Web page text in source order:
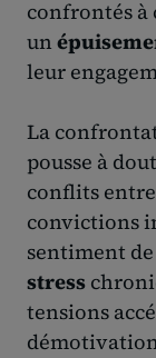
confrontés à
un
leur
La
pousse à
conflits
convictions
sentiment
stress
tensions